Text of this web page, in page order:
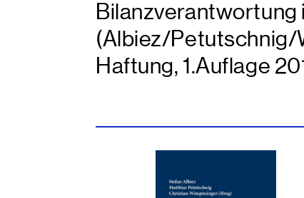
Bilanzverantwortung
(Albiez/Petutschnig/
Haftung, 1.Auflage